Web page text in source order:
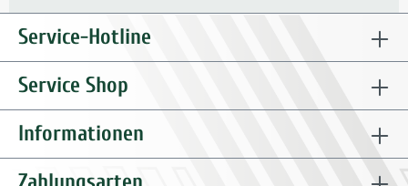
Service-Hotline
Service Shop
Informationen